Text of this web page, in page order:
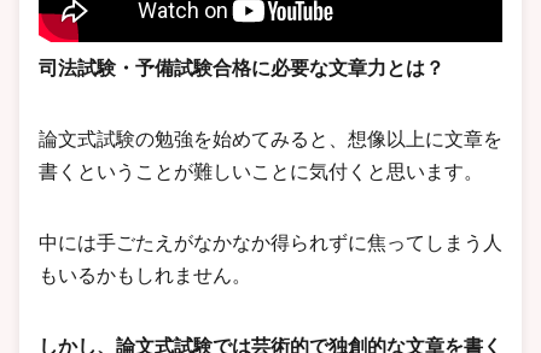
司法試験・予備試験合格に必要な文章力とは？
論文式試験の勉強を始めてみると、想像以上に文章を
書くということが難しいことに気付くと思います。
中には手ごたえがなかなか得られずに焦ってしまう人
もいるかもしれません。
しかし、論文式試験では芸術的で独創的な文章を書く